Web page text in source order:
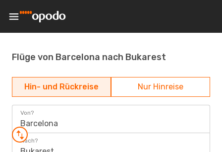
Flüge von Barcelona nach Bukarest
Hin- und Rückreise Nur Hinreise
Von?
Barcelona
Nach?